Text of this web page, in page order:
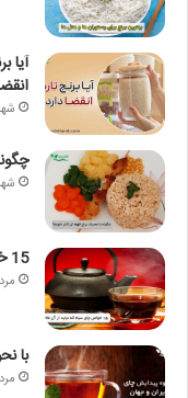
آیا
15 خواص چای سیاه که نباید از آن غافل شد
مرداد
با
مرداد